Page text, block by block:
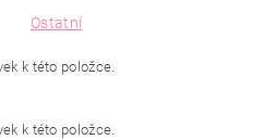
Ostatní
k této položce.
k této položce.